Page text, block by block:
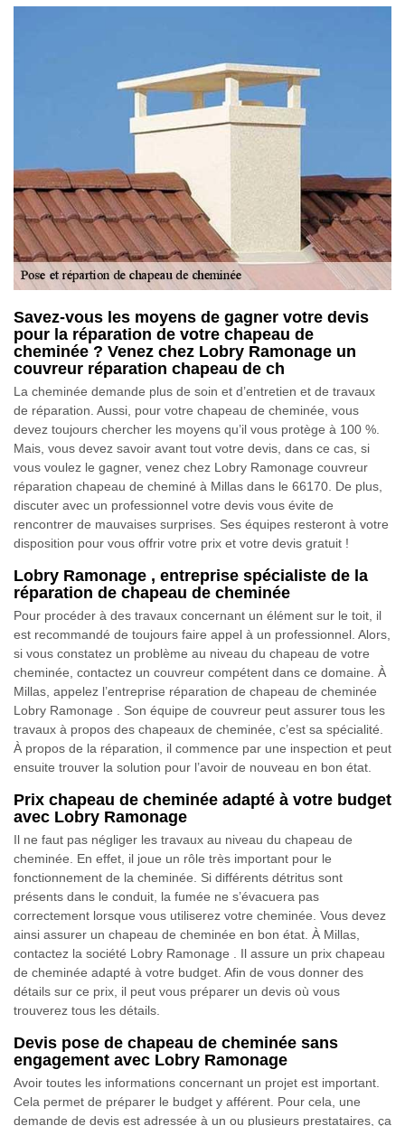
Savez-vous les moyens de gagner votre devis
pour la réparation de votre chapeau de
cheminée ? Venez chez Lobry Ramonage un
couvreur réparation chapeau de ch
La cheminée demande plus de soin et d’entretien et de travaux
de réparation. Aussi, pour votre chapeau de cheminée, vous
devez toujours chercher les moyens qu’il vous protège à 100 %.
Mais, vous devez savoir avant tout votre devis, dans ce cas, si
vous voulez le gagner, venez chez Lobry Ramonage couvreur
réparation chapeau de cheminé à Millas dans le 66170. De plus,
discuter avec un professionnel votre devis vous évite de
rencontrer de mauvaises surprises. Ses équipes resteront à votre
disposition pour vous offrir votre prix et votre devis gratuit !
Lobry Ramonage , entreprise spécialiste de la
réparation de chapeau de cheminée
Pour procéder à des travaux concernant un élément sur le toit, il
est recommandé de toujours faire appel à un professionnel. Alors,
si vous constatez un problème au niveau du chapeau de votre
cheminée, contactez un couvreur compétent dans ce domaine. À
Millas, appelez l’entreprise réparation de chapeau de cheminée
Lobry Ramonage . Son équipe de couvreur peut assurer tous les
travaux à propos des chapeaux de cheminée, c’est sa spécialité.
À propos de la réparation, il commence par une inspection et peut
ensuite trouver la solution pour l’avoir de nouveau en bon état.
Prix chapeau de cheminée adapté à votre budget
avec Lobry Ramonage
Il ne faut pas négliger les travaux au niveau du chapeau de
cheminée. En effet, il joue un rôle très important pour le
fonctionnement de la cheminée. Si différents détritus sont
présents dans le conduit, la fumée ne s’évacuera pas
correctement lorsque vous utiliserez votre cheminée. Vous devez
ainsi assurer un chapeau de cheminée en bon état. À Millas,
contactez la société Lobry Ramonage . Il assure un prix chapeau
de cheminée adapté à votre budget. Afin de vous donner des
détails sur ce prix, il peut vous préparer un devis où vous
trouverez tous les détails.
Devis pose de chapeau de cheminée sans
engagement avec Lobry Ramonage
Avoir toutes les informations concernant un projet est important.
Cela permet de préparer le budget y afférent. Pour cela, une
demande de devis est adressée à un ou plusieurs prestataires, ça